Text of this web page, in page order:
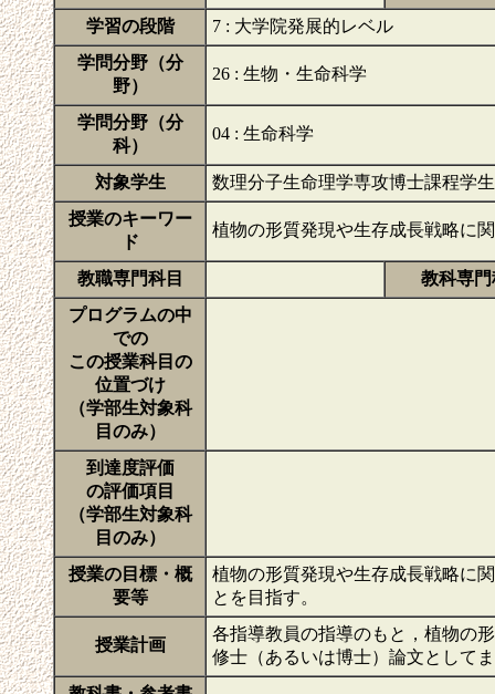
学習の段階
7 : 大学院発展的レベル
学問分野（分
野）
26 : 生物・生命科学
学問分野（分
科）
04 : 生命科学
対象学生
数理分子生命理学専攻博士課程学
授業のキーワー
ド
植物の形質発現や生存成長戦略に
教職専門科目
教科専
プログラムの中
での
この授業科目の
位置づけ
（学部生対象科
目のみ）
到達度評価
の評価項目
（学部生対象科
目のみ）
授業の目標・概
要等
植物の形質発現や生存成長戦略に
とを目指す。
授業計画
各指導教員の指導のもと，植物の
修士（あるいは博士）論文として